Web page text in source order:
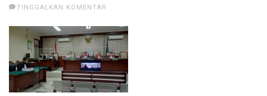
TINGGALKAN KOMENTAR